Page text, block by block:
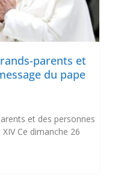
parents et
du pape
et des personnes
Ce dimanche 26